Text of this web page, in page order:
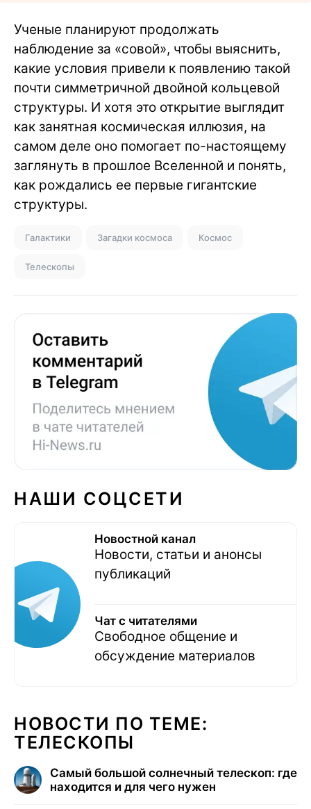
Ученые планируют продолжать
наблюдение за «совой», чтобы выяснить,
какие условия привели к появлению такой
почти симметричной двойной кольцевой
структуры. И хотя это открытие выглядит
как занятная космическая иллюзия, на
самом деле оно помогает по-настоящему
заглянуть в прошлое Вселенной и понять,
как рождались ее первые гигантские
структуры.
Галактики Загадки космоса Космос
Телескопы
НАШИ СОЦСЕТИ
Новостной канал
Новости, статьи и анонсы
публикаций
Чат с читателями
Свободное общение и
обсуждение материалов
НОВОСТИ ПО ТЕМЕ:
ТЕЛЕСКОПЫ
Самый большой солнечный телескоп: где
находится и для чего нужен